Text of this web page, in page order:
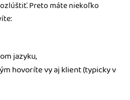
Preto máte niekoľko
jazyku,
hovoríte vy aj klient (typicky v